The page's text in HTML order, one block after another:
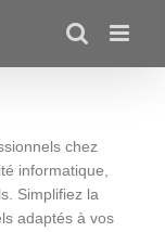
chez
informatique,
Simplifiez la
adaptés à vos